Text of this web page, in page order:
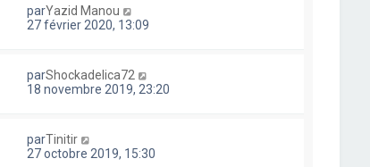
parYazid Manou
27 février 2020, 13:09
parShockadelica72
18 novembre 2019, 23:20
parTinitir
27 octobre 2019, 15:30